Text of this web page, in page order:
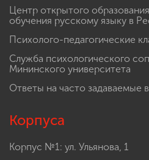
Центр открытого
обучения русскому языку в
Психолого-педагогические
Служба психологического
Мининского университета
Ответы на часто задаваемые
Корпуса
Корпус №1: ул. Ульянова, 1